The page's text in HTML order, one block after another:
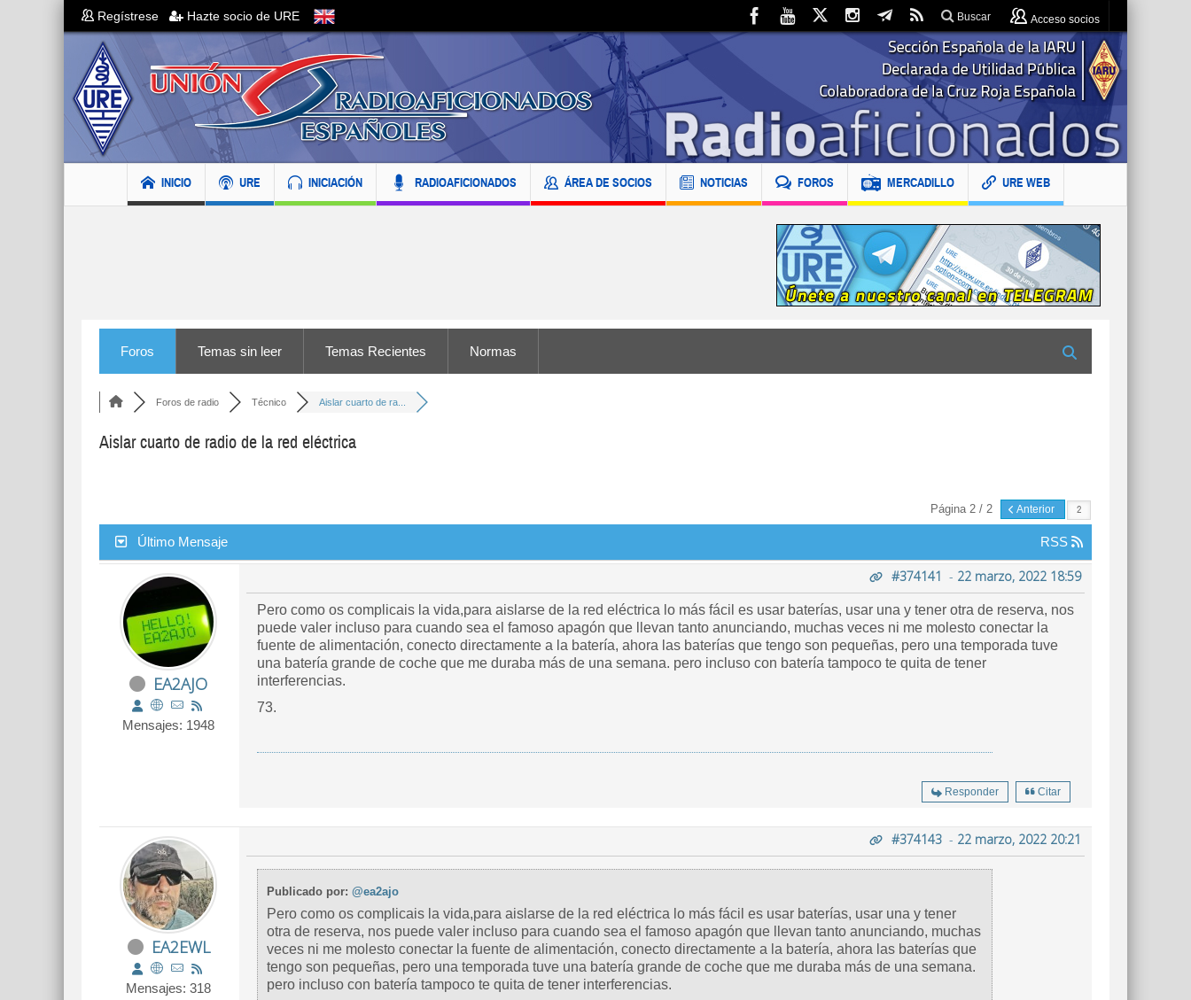
Regístrese Hazte socio de URE Buscar Acceso socios
INICIO URE INICIACIÓN RADIOAFICIONADOS ÁREA DE SOCIOS NOTICIAS FOROS MERCADILLO URE WEB
Foros Temas sin leer Temas Recientes Normas
Foros de radio Técnico Aislar cuarto de ra...
Aislar cuarto de radio de la red eléctrica
Página 2 / 2 Anterior
Último Mensaje RSS
EA2AJO
Mensajes: 1948
#374141 - 22 marzo, 2022 18:59
Pero como os complicais la vida,para aislarse de la red eléctrica lo más fácil es usar baterías, usar una y tener otra de reserva, nos
puede valer incluso para cuando sea el famoso apagón que llevan tanto anunciando, muchas veces ni me molesto conectar la
fuente de alimentación, conecto directamente a la batería, ahora las baterías que tengo son pequeñas, pero una temporada tuve
una batería grande de coche que me duraba más de una semana. pero incluso con batería tampoco te quita de tener
interferencias.
73.
Responder Citar
EA2EWL
Mensajes: 318
#374143 - 22 marzo, 2022 20:21
Publicado por: @ea2ajo
Pero como os complicais la vida,para aislarse de la red eléctrica lo más fácil es usar baterías, usar una y tener
otra de reserva, nos puede valer incluso para cuando sea el famoso apagón que llevan tanto anunciando, muchas
veces ni me molesto conectar la fuente de alimentación, conecto directamente a la batería, ahora las baterías que
tengo son pequeñas, pero una temporada tuve una batería grande de coche que me duraba más de una semana.
pero incluso con batería tampoco te quita de tener interferencias.